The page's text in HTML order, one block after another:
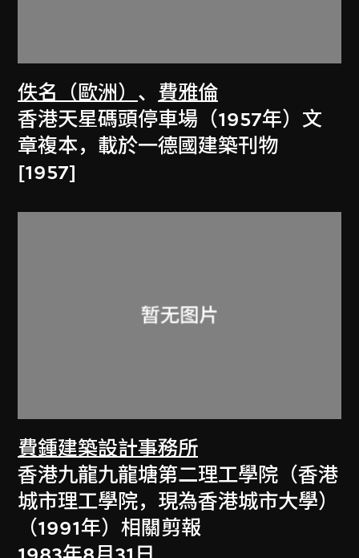
佚名（歐洲） 、 費雅倫
香港天星碼頭停車場（1957年）文
章複本，載於一德國建築刊物
[1957]
費鍾建築設計事務所
香港九龍九龍塘第二理工學院（香港
城市理工學院，現為香港城市大學）
（1991年）相關剪報